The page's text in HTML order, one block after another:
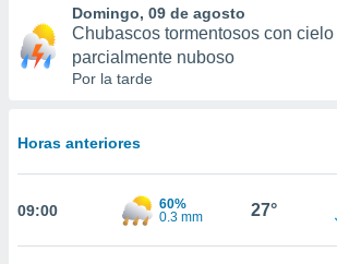
y
forma
permite
Domingo, 09 de agosto
Chubascos tormentosos con cielo
parcialmente nuboso
Por la tarde
Horas anteriores
09:00
60%
0.3 mm
27°